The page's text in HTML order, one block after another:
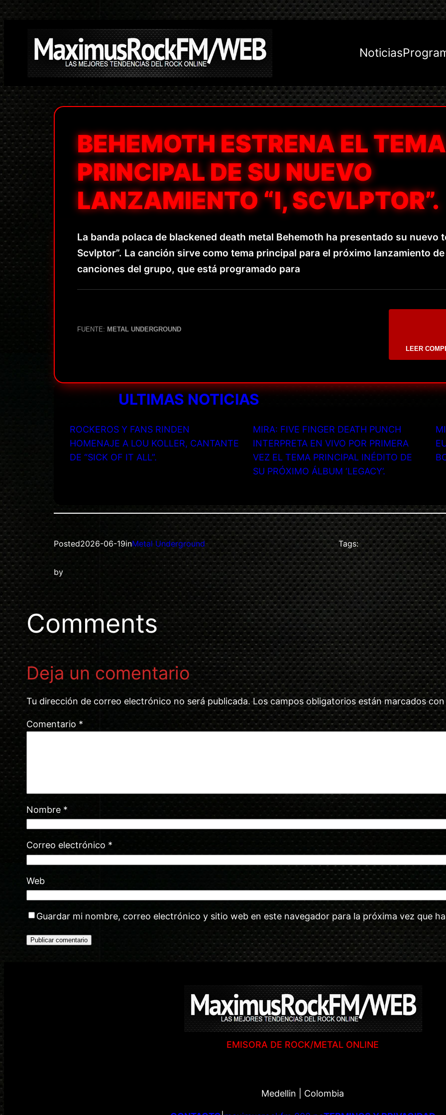
Saltar
contenido
Noticias
BEHEMOTH ESTRENA EL TEMA
PRINCIPAL DE SU NUEVO
LANZAMIENTO “I, SCVLPTOR”.
La banda polaca de blackened death metal Behemoth ha presentado su nuevo
Scvlptor”. La canción sirve como tema principal para el próximo lanzamiento
canciones del grupo, que está programado para
FUENTE: METAL UNDERGROUND
LEER
ULTIMAS NOTICIAS
ROCKEROS Y FANS RINDEN
HOMENAJE A LOU KOLLER, CANTANTE
DE “SICK OF IT ALL”.
MIRA: FIVE FINGER DEATH PUNCH
INTERPRETA EN VIVO POR PRIMERA
VEZ EL TEMA PRINCIPAL INÉDITO DE
SU PRÓXIMO ÁLBUM ‘LEGACY’.
Posted2026-06-19inMetal Underground
by
Tags:
Comments
Deja un comentario
Tu dirección de correo electrónico no será publicada. Los campos obligatorios están marcados
Comentario *
Nombre *
Correo electrónico *
Web
Guardar mi nombre, correo electrónico y sitio web en este navegador para la próxima vez que
EMISORA DE ROCK/METAL ONLINE
Medellin | Colombia